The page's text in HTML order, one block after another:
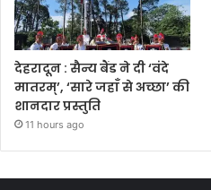
देहरादून : सैन्य बैंड ने दी ‘वंदे
मातरम्’, ‘सारे जहाँ से अच्छा’ की
शानदार प्रस्तुति
11 hours ago